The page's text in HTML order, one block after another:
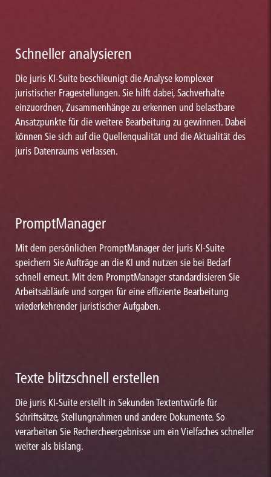
Schneller analysieren
Die juris KI-Suite beschleunigt die Analyse komplexer
juristischer Fragestellungen. Sie hilft dabei, Sachverhalte
einzuordnen, Zusammenhänge zu erkennen und belastbare
Ansatzpunkte für die weitere Bearbeitung zu gewinnen. Dabei
können Sie sich auf die Quellenqualität und die Aktualität des
juris Datenraums verlassen.
PromptManager
Mit dem persönlichen PromptManager der juris KI-Suite
speichern Sie Aufträge an die KI und nutzen sie bei Bedarf
schnell erneut. Mit dem PromptManager standardisieren Sie
Arbeitsabläufe und sorgen für eine effiziente Bearbeitung
wiederkehrender juristischer Aufgaben.
Texte blitzschnell erstellen
Die juris KI-Suite erstellt in Sekunden Textentwürfe für
Schriftsätze, Stellungnahmen und andere Dokumente. So
verarbeiten Sie Rechercheergebnisse um ein Vielfaches schneller
weiter als bislang.